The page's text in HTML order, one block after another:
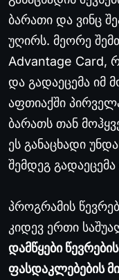
ბარათი და ვინც
უღირს. მეორე
Advantage Card,
და გადაეცემა იმ
აფთიაქში
ბარათს თან
ეს განაცხადი
შემდეგ
პროგრამის
კიდევ ერთი
დამწყები
ფასდაკლებების